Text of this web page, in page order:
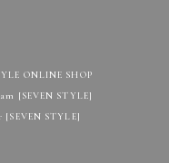
ONLINE SHOP
[SEVEN STYLE]
STYLE]